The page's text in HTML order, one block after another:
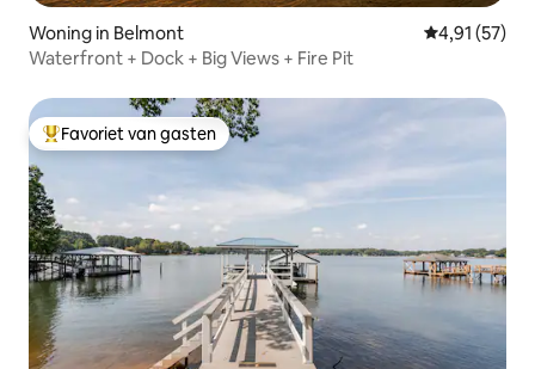
Woning in Belmont Gemiddelde
4,91 (57)
Waterfront + Dock + Big Views + Fire Pit
Topfavoriet van gasten
Favoriet van gasten